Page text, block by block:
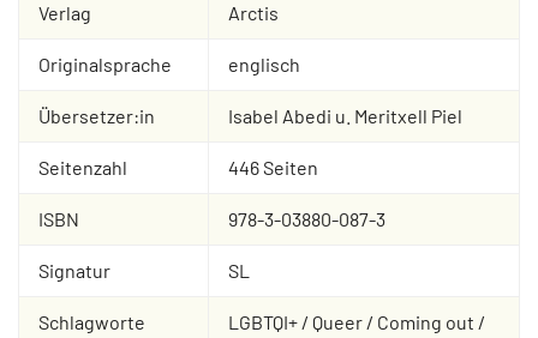
Verlag Arctis
Originalsprache englisch
Übersetzer:in Isabel Abedi u. Meritxell Piel
Seitenzahl 446 Seiten
ISBN 978-3-03880-087-3
Signatur SL
Schlagworte
LGBTQI+ / Queer / Coming out /